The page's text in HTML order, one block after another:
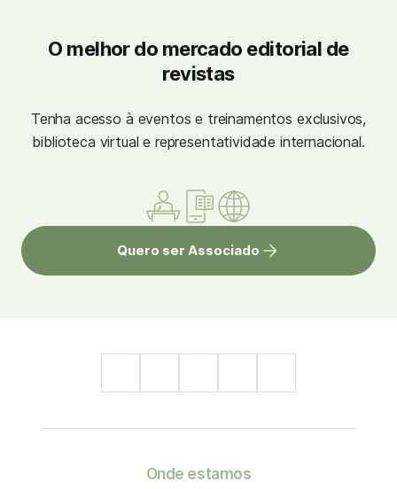
O melhor do mercado editorial de
revistas
Tenha acesso à eventos e treinamentos exclusivos,
biblioteca virtual e representatividade internacional.
Quero ser Associado
Onde estamos